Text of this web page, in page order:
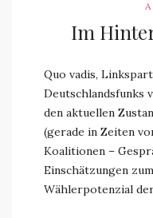
Im
Quo vadis,
Deutschlandsfunks
den aktuellen
(gerade in Zeiten
Koalitionen –
Einschätzungen
Wählerpotenzial